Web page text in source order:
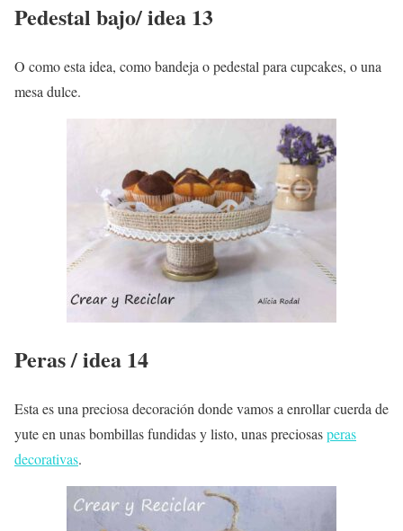
Pedestal bajo/ idea 13
O como esta idea, como bandeja o pedestal para cupcakes, o una
mesa dulce.
Peras / idea 14
Esta es una preciosa decoración donde vamos a enrollar cuerda de
yute en unas bombillas fundidas y listo, unas preciosasperas
decorativas.